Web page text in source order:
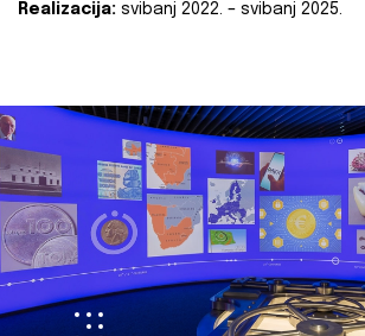
Realizacija: svibanj 2022. – svibanj 2025.